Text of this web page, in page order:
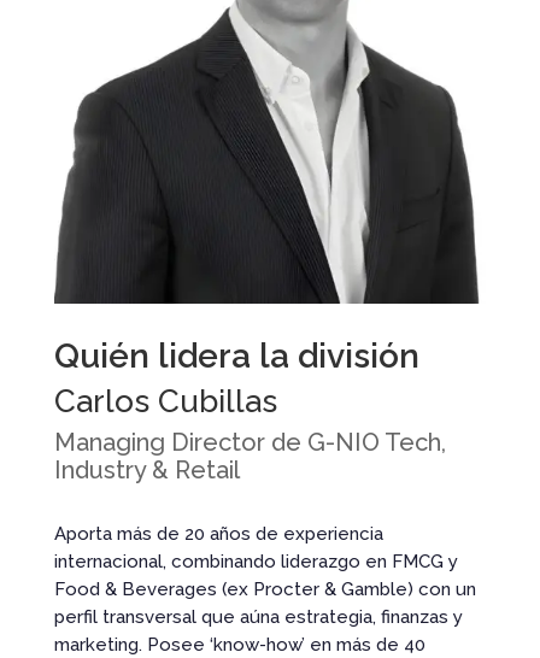
Quién lidera la división
Carlos Cubillas
Managing Director de G-NIO Tech,
Industry & Retail
Aporta más de 20 años de experiencia
internacional, combinando liderazgo en FMCG y
Food & Beverages (ex Procter & Gamble) con un
perfil transversal que aúna estrategia, finanzas y
marketing. Posee ‘know-how’ en más de 40